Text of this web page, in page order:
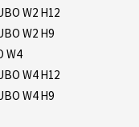
W2 H12
W2 H9
W4
W4 H12
W4 H9